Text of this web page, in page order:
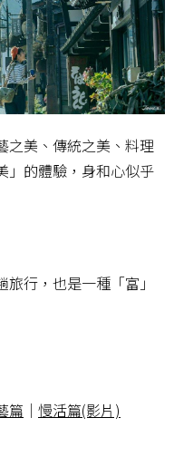
之美、傳統之美、料理
」的體驗，身和心似乎
行，也是一種「富」
篇 ｜ 慢活篇(影片)